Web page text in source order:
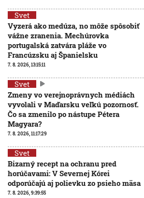
Svet
Vyzerá ako medúza, no môže spôsobiť
vážne zranenia. Mechúrovka
portugalská zatvára pláže vo
Francúzsku aj Španielsku
7. 8. 2026, 13:15:11
Svet
Zmeny vo verejnoprávnych médiách
vyvolali v Maďarsku veľkú pozornosť.
Čo sa zmenilo po nástupe Pétera
Magyara?
7. 8. 2026, 11:17:29
Svet
Bizarný recept na ochranu pred
horúčavami: V Severnej Kórei
odporúčajú aj polievku zo psieho mäsa
7. 8. 2026, 9:39:55